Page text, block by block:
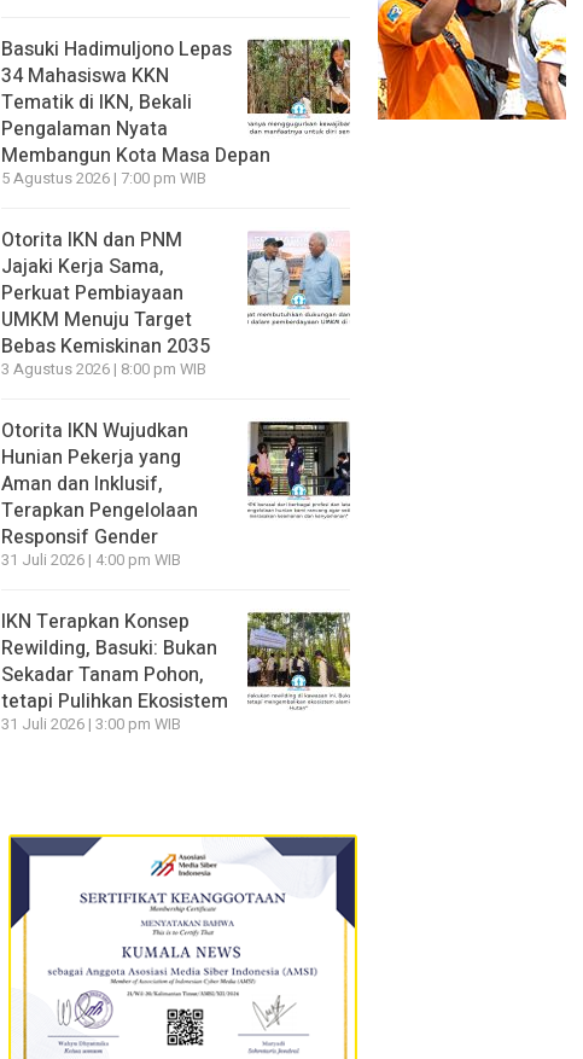
Basuki Hadimuljono Lepas
34 Mahasiswa KKN
Tematik di IKN, Bekali
Pengalaman Nyata
Membangun Kota Masa Depan
5 Agustus 2026 | 7:00 pm WIB
Otorita IKN dan PNM
Jajaki Kerja Sama,
Perkuat Pembiayaan
UMKM Menuju Target
Bebas Kemiskinan 2035
3 Agustus 2026 | 8:00 pm WIB
Otorita IKN Wujudkan
Hunian Pekerja yang
Aman dan Inklusif,
Terapkan Pengelolaan
Responsif Gender
31 Juli 2026 | 4:00 pm WIB
IKN Terapkan Konsep
Rewilding, Basuki: Bukan
Sekadar Tanam Pohon,
tetapi Pulihkan Ekosistem
31 Juli 2026 | 3:00 pm WIB